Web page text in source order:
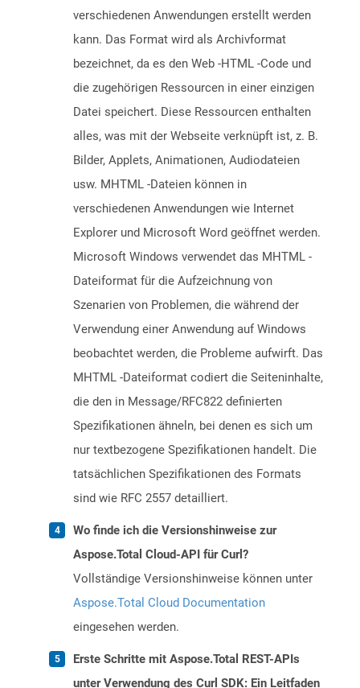
verschiedenen Anwendungen erstellt werden
kann. Das Format wird als Archivformat
bezeichnet, da es den Web -HTML -Code und
die zugehörigen Ressourcen in einer einzigen
Datei speichert. Diese Ressourcen enthalten
alles, was mit der Webseite verknüpft ist, z. B.
Bilder, Applets, Animationen, Audiodateien
usw. MHTML -Dateien können in
verschiedenen Anwendungen wie Internet
Explorer und Microsoft Word geöffnet werden.
Microsoft Windows verwendet das MHTML -
Dateiformat für die Aufzeichnung von
Szenarien von Problemen, die während der
Verwendung einer Anwendung auf Windows
beobachtet werden, die Probleme aufwirft. Das
MHTML -Dateiformat codiert die Seiteninhalte,
die den in Message/RFC822 definierten
Spezifikationen ähneln, bei denen es sich um
nur textbezogene Spezifikationen handelt. Die
tatsächlichen Spezifikationen des Formats
sind wie RFC 2557 detailliert.
Wo finde ich die Versionshinweise zur
Aspose.Total Cloud-API für Curl?
Vollständige Versionshinweise können unter
Aspose.Total Cloud Documentation
eingesehen werden.
Erste Schritte mit Aspose.Total REST-APIs
unter Verwendung des Curl SDK: Ein Leitfaden